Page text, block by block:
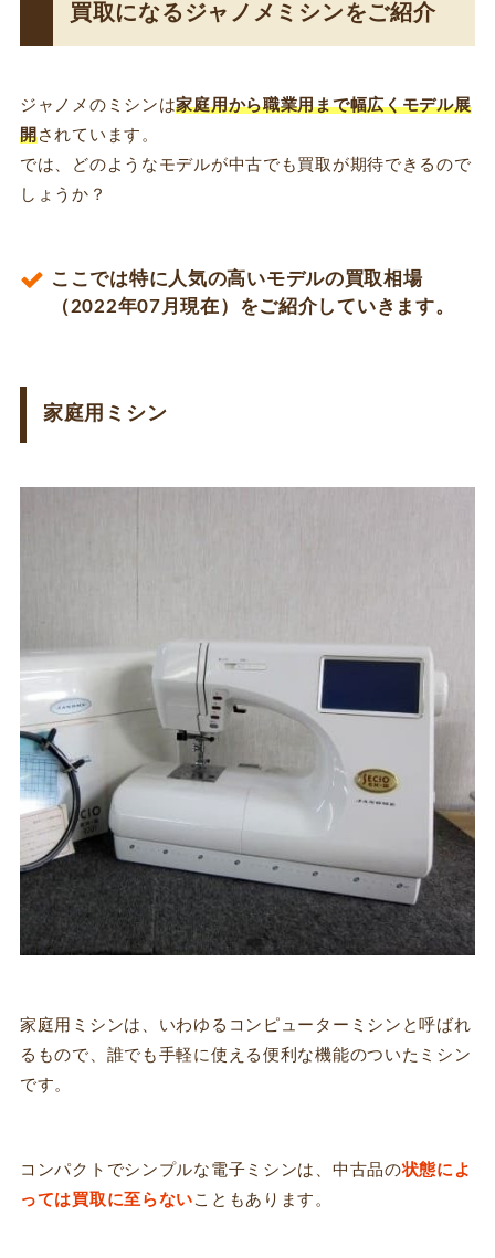
買取になるジャノメミシンをご紹介
ジャノメのミシンは家庭用から職業用まで幅広くモデル展
開されています。
では、どのようなモデルが中古でも買取が期待できるので
しょうか？
ここでは特に人気の高いモデルの買取相場
（2022年07月現在）をご紹介していきます。
家庭用ミシン
家庭用ミシンは、いわゆるコンピューターミシンと呼ばれ
るもので、誰でも手軽に使える便利な機能のついたミシン
です。
コンパクトでシンプルな電子ミシンは、中古品の状態によ
っては買取に至らない こともあります。